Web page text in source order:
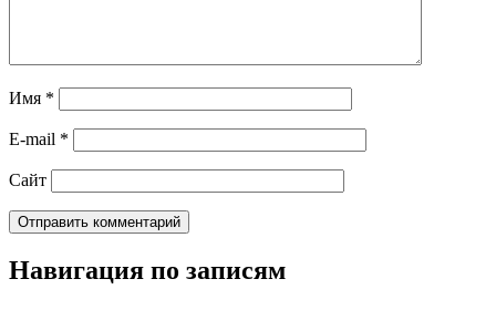
Имя *
E-mail *
Сайт
Навигация по записям